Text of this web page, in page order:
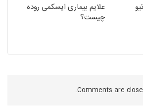
علایم بیماری ایسکمی روده
چیست؟
Comments are